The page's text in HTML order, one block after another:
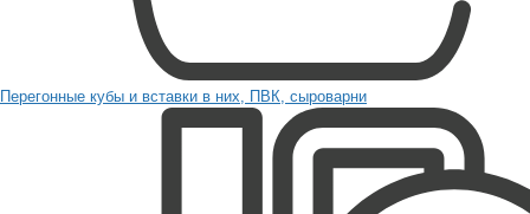
Перегонные кубы и вставки в них, ПВК, сыроварни